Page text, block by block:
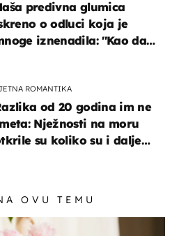
predivna glumica
o odluci koja je
iznenadila: ''Kao da
ROMANTIKA
od 20 godina im ne
Nježnosti na moru
su koliko su i dalje
OVU TEMU